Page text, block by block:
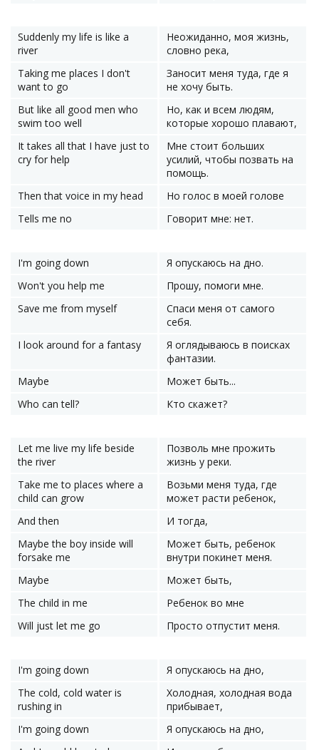
Suddenly my life is like a
river
Неожиданно, моя жизнь,
словно река,
Taking me places I don't
want to go
Заносит меня туда, где я
не хочу быть.
But like all good men who
swim too well
Но, как и всем людям,
которые хорошо плавают,
It takes all that I have just to
cry for help
Мне стоит больших
усилий, чтобы позвать на
помощь.
Then that voice in my head
Но голос в моей голове
Tells me no
Говорит мне: нет.
I'm going down
Я опускаюсь на дно.
Won't you help me
Прошу, помоги мне.
Save me from myself
Спаси меня от самого
себя.
I look around for a fantasy
Я оглядываюсь в поисках
фантазии.
Maybe
Может быть...
Who can tell?
Кто скажет?
Let me live my life beside
the river
Позволь мне прожить
жизнь у реки.
Take me to places where a
child can grow
Возьми меня туда, где
может расти ребенок,
And then
И тогда,
Maybe the boy inside will
forsake me
Может быть, ребенок
внутри покинет меня.
Maybe
Может быть,
The child in me
Ребенок во мне
Will just let me go
Просто отпустит меня.
I'm going down
Я опускаюсь на дно,
The cold, cold water is
rushing in
Холодная, холодная вода
прибывает,
I'm going down
Я опускаюсь на дно,